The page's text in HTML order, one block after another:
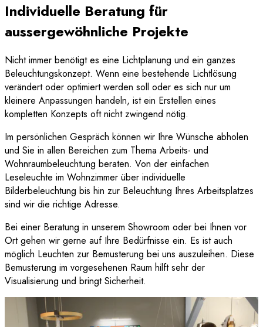
Individuelle Beratung für
aussergewöhnliche Projekte
Nicht immer benötigt es eine Lichtplanung und ein ganzes
Beleuchtungskonzept. Wenn eine bestehende Lichtlösung
verändert oder optimiert werden soll oder es sich nur um
kleinere Anpassungen handeln, ist ein Erstellen eines
kompletten Konzepts oft nicht zwingend nötig.
Im persönlichen Gespräch können wir Ihre Wünsche abholen
und Sie in allen Bereichen zum Thema Arbeits- und
Wohnraumbeleuchtung beraten. Von der einfachen
Leseleuchte im Wohnzimmer über individuelle
Bilderbeleuchtung bis hin zur Beleuchtung Ihres Arbeitsplatzes
sind wir die richtige Adresse.
Bei einer Beratung in unserem Showroom oder bei Ihnen vor
Ort gehen wir gerne auf Ihre Bedürfnisse ein. Es ist auch
möglich Leuchten zur Bemusterung bei uns auszuleihen. Diese
Bemusterung im vorgesehenen Raum hilft sehr der
Visualisierung und bringt Sicherheit.